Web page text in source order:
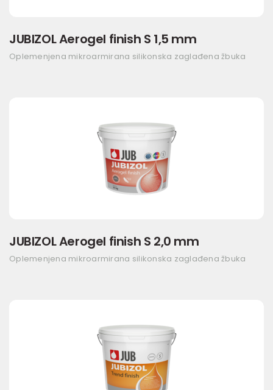
JUBIZOL Aerogel finish S 1,5 mm
Oplemenjena mikroarmirana silikonska zaglađena žbuka
JUBIZOL Aerogel finish S 2,0 mm
Oplemenjena mikroarmirana silikonska zaglađena žbuka